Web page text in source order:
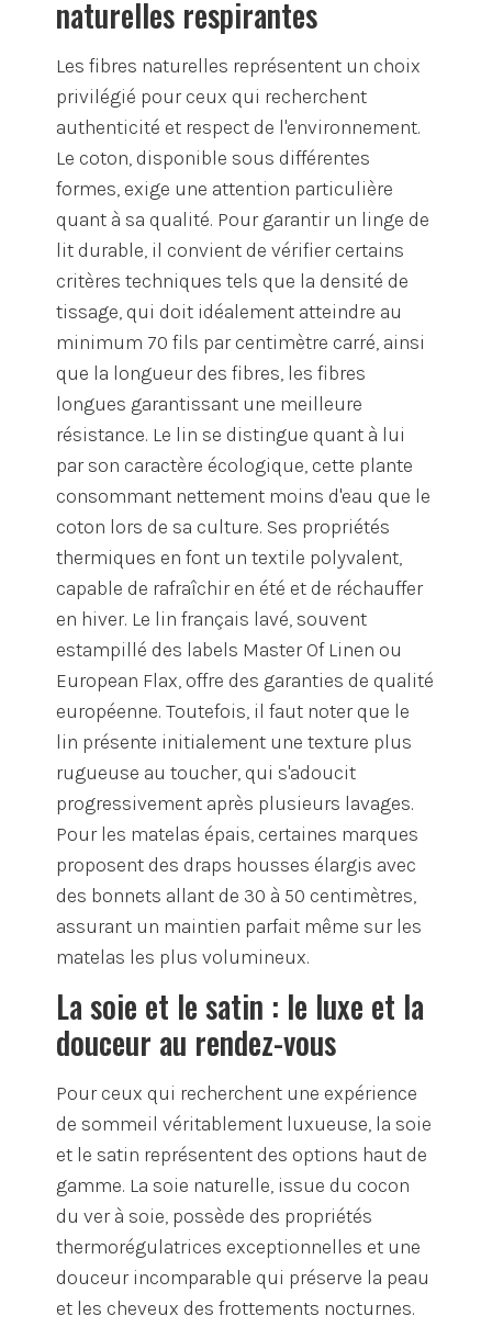
naturelles respirantes
Les fibres naturelles représentent un choix
privilégié pour ceux qui recherchent
authenticité et respect de l'environnement.
Le coton, disponible sous différentes
formes, exige une attention particulière
quant à sa qualité. Pour garantir un linge de
lit durable, il convient de vérifier certains
critères techniques tels que la densité de
tissage, qui doit idéalement atteindre au
minimum 70 fils par centimètre carré, ainsi
que la longueur des fibres, les fibres
longues garantissant une meilleure
résistance. Le lin se distingue quant à lui
par son caractère écologique, cette plante
consommant nettement moins d'eau que le
coton lors de sa culture. Ses propriétés
thermiques en font un textile polyvalent,
capable de rafraîchir en été et de réchauffer
en hiver. Le lin français lavé, souvent
estampillé des labels Master Of Linen ou
European Flax, offre des garanties de qualité
européenne. Toutefois, il faut noter que le
lin présente initialement une texture plus
rugueuse au toucher, qui s'adoucit
progressivement après plusieurs lavages.
Pour les matelas épais, certaines marques
proposent des draps housses élargis avec
des bonnets allant de 30 à 50 centimètres,
assurant un maintien parfait même sur les
matelas les plus volumineux.
La soie et le satin : le luxe et la
douceur au rendez-vous
Pour ceux qui recherchent une expérience
de sommeil véritablement luxueuse, la soie
et le satin représentent des options haut de
gamme. La soie naturelle, issue du cocon
du ver à soie, possède des propriétés
thermorégulatrices exceptionnelles et une
douceur incomparable qui préserve la peau
et les cheveux des frottements nocturnes.